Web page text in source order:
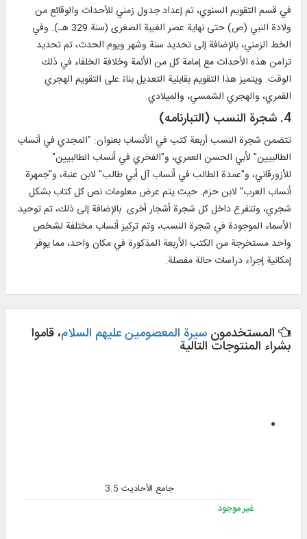
في قسم التقويم السنوي، تم إعداد جدول زمني للأحداث والوقائع من
ولادة النبي (ص) حتى نهاية عصر الغيبة الصغرى (سنة 329 هـ). وفي
الخط الزمني، بالإضافة إلى تحديد سنة وشهر ويوم الحدث، تم تحديد
تزامن هذه الأحداث مع إمامة كل من الأئمة وخلافة الخلفاء في ذلك
الوقت. ويتميز هذا التقويم بقابلية التعديل بناءً على التقويم الهجري
القمري، والهجري الشمسي، والميلادي.
4. شجرة النسب (التبارنامه)
تتضمن شجرة النسب أربعة كتب في الأنساب بعنوان: "المجدي في أنساب
الطالبيين" لأبي الحسن العمري، و"الفخري في أنساب الطالبيين"
للأزورقاني، و"عمدة الطالب في أنساب آل أبي طالب" لابن عنبة، و"جمهرة
أنساب العرب" لابن حزم. حيث يتم عرض معلومات نص كل كتاب بشكل
شجري، وتتفرع داخل كل شجرة أشجار أخرى. بالإضافة إلى ذلك، تم توحيد
الأسماء الموجودة في شجرة النسب، وتم تركيز أنساب مختلفة لشخص
واحد مستخرجة من الكتب الأربعة المذكورة في مكان واحد، مما يوفر
إمكانية إجراء دراسات حالة مفصلة.
المستخدمون سيرة المعصومين عليهم السلام، قاموا
بشراء المنتوجات التالية
جامع الأحاديث 3.5
غير موجود